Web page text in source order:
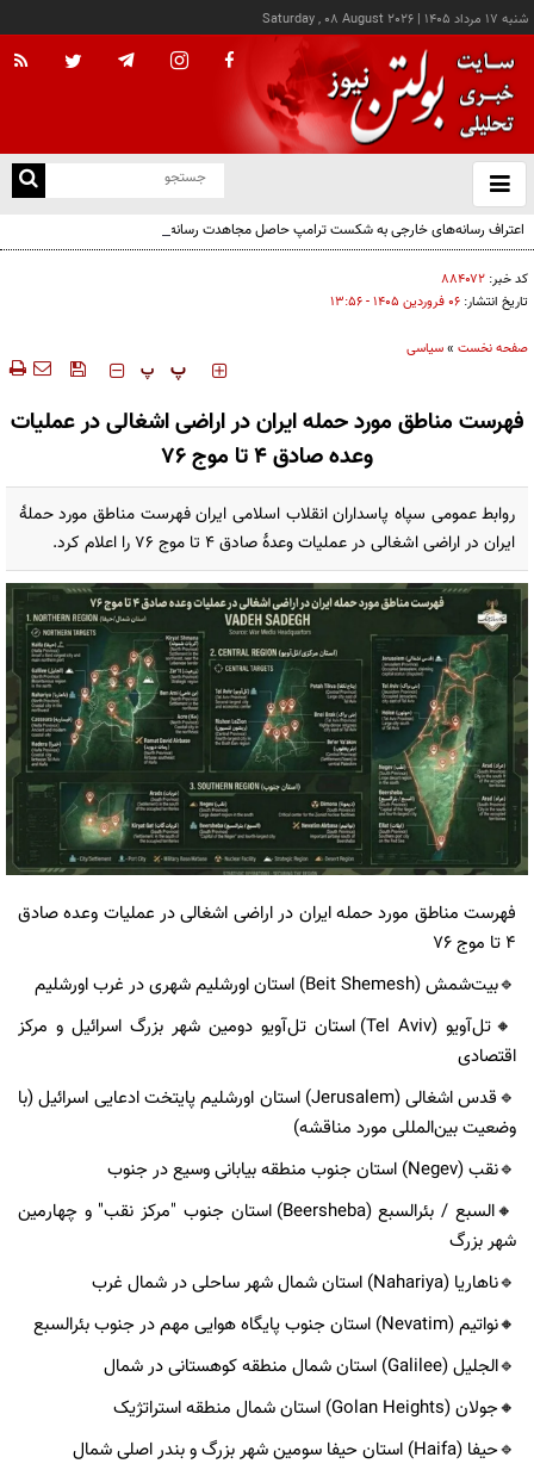
شنبه ۱۷ مرداد ۱۴۰۵ |
Saturday , 08 August 2026
باز
و
اعتراف رسانه‌های خارجی به شکست ترامپ حاصل مجاهدت رسانه‌های انقلابی است
کد خبر: ۸۸۴۰۷۲
تاریخ انتشار: ۰۶ فروردين ۱۴۰۵ - ۱۳:۵۶
صفحه نخست »سیاسی
‍‍‍ پ پ
فهرست مناطق مورد حمله ایران در اراضی اشغالی در عملیات
وعده صادق ۴ تا موج ۷۶
روابط عمومی سپاه پاسداران انقلاب اسلامی ایران فهرست مناطق مورد حملهٔ
ایران در اراضی اشغالی در عملیات وعدهٔ صادق ۴ تا موج ۷۶ را اعلام کرد.
فهرست مناطق مورد حمله ایران در اراضی اشغالی در عملیات وعده صادق
۴ تا موج ۷۶
🔹️بیت‌شمش (Beit Shemesh) استان اورشلیم شهری در غرب اورشلیم
🔸️تل‌آویو (Tel Aviv) استان تل‌آویو دومین شهر بزرگ اسرائیل و مرکز
اقتصادی
🔹️قدس اشغالی (Jerusalem) استان اورشلیم پایتخت ادعایی اسرائیل (با
وضعیت بین‌المللی مورد مناقشه)
🔹️نقب (Negev) استان جنوب منطقه بیابانی وسیع در جنوب
🔸️السبع / بئرالسبع (Beersheba) استان جنوب "مرکز نقب" و چهارمین
شهر بزرگ
🔹️ناهاریا (Nahariya) استان شمال شهر ساحلی در شمال غرب
🔸️نواتیم (Nevatim) استان جنوب پایگاه هوایی مهم در جنوب بئرالسبع
🔹️الجلیل (Galilee) استان شمال منطقه کوهستانی در شمال
🔸️جولان (Golan Heights) استان شمال منطقه استراتژیک
🔹️حیفا (Haifa) استان حیفا سومین شهر بزرگ و بندر اصلی شمال